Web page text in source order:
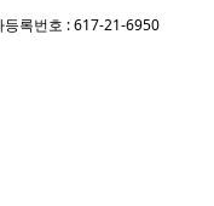
록번호 : 617-21-6950